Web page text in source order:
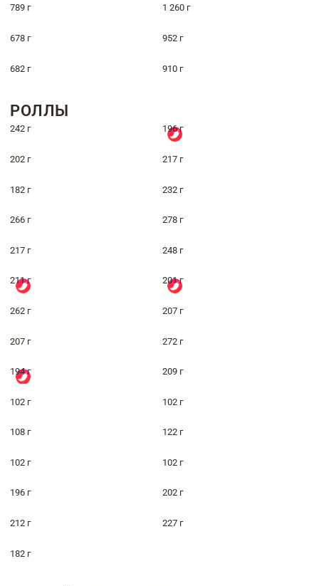
789 г 1 260 г
678 г 952 г
682 г 910 г
РОЛЛЫ
242 г 196 г
202 г 217 г
182 г 232 г
266 г 278 г
217 г 248 г
211 г 201 г
262 г 207 г
207 г 272 г
194 г 209 г
102 г 102 г
108 г 122 г
102 г 102 г
196 г 202 г
212 г 227 г
182 г